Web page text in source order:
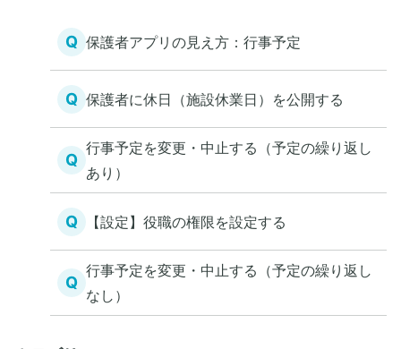
Q 保護者アプリの見え方：行事予定
Q 保護者に休日（施設休業日）を公開する
Q
行事予定を変更・中止する（予定の繰り返し
あり）
Q 【設定】役職の権限を設定する
Q
行事予定を変更・中止する（予定の繰り返し
なし）